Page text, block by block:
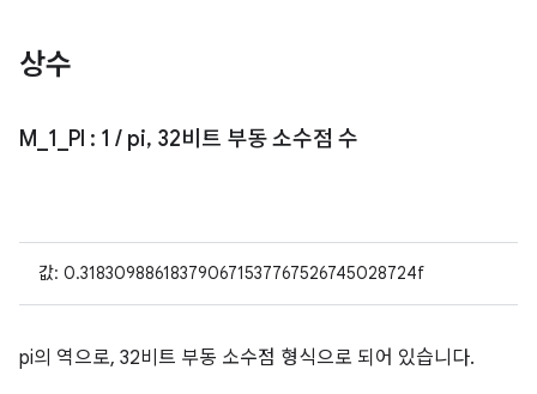
상수
M 1 PI : 1 / pi, 32비트 부동 소수점 수
값: 0.318309886183790671537767526745028724f
pi의 역으로, 32비트 부동 소수점 형식으로 되어 있습니다.